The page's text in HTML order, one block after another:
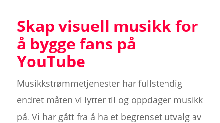
Skap visuell musikk for
å bygge fans på
YouTube
Musikkstrømmetjenester har fullstendig
endret måten vi lytter til og oppdager musikk
på. Vi har gått fra å ha et begrenset utvalg av